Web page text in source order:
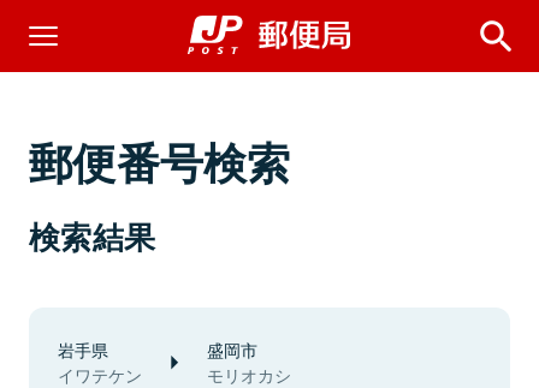
郵便番号検索
検索結果
岩手県
イワテケン
盛岡市
モリオカシ